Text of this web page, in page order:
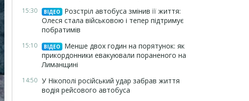
15:30 ВІДЕО
Розстріл автобуса змінив її життя:
Олеся стала військовою і тепер підтримує
побратимів
15:10 ВІДЕО
Менше двох годин на порятунок: як
прикордонники евакуювали пораненого на
Лиманщині
14:50 У Нікополі російський удар забрав життя
водія рейсового автобуса